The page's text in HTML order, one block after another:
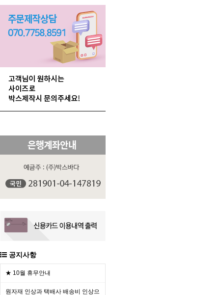
공지사항
★ 10월 휴무안내
원자재 인상과 택배사 배송비 인상으